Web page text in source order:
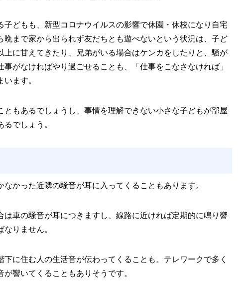
どもも、新型コロナウイルスの影響で休園・休校になり自宅
まで家から出られず友だちとも遊べないという状況は、子ど
に甘えてきたり、兄弟がいる場合はケンカをしたりと、騒が
がなければやり過ごせることも、「仕事をこなさなければ」
ます。
もあるでしょうし、事情を理解できない小さな子どもが部屋
でしょう。
かった近隣の騒音が耳に入ってくることもあります。
車の騒音が耳につきますし、線路に近ければ定期的に鳴り響
りません。
に住む人の生活音が伝わってくることも。テレワークで多く
響いてくることもありそうです。